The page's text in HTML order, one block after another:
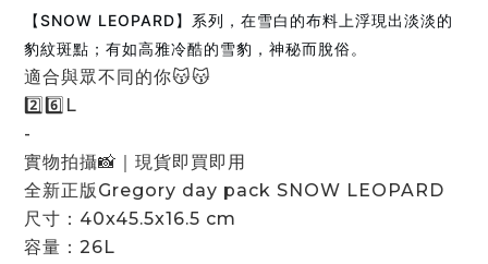
【SNOW LEOPARD】系列，在雪白的布料上浮現出淡淡的
豹紋斑點；有如高雅冷酷的雪豹，神秘而脫俗。
適合與眾不同的你😽😽
2️⃣6️⃣L
-
實物拍攝📸｜現貨即買即用
全新正版Gregory day pack SNOW LEOPARD
尺寸：40x45.5x16.5 cm
容量：26L